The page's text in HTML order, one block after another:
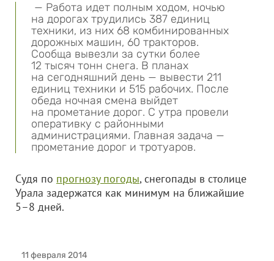
— Работа идет полным ходом, ночью
на дорогах трудились 387 единиц
техники, из них 68 комбинированных
дорожных машин, 60 тракторов.
Сообща вывезли за сутки более
12 тысяч тонн снега. В планах
на сегодняшний день — вывести 211
единиц техники и 515 рабочих. После
обеда ночная смена выйдет
на прометание дорог. С утра провели
оперативку с районными
администрациями. Главная задача —
прометание дорог и тротуаров.
Судя по прогнозу погоды, снегопады в столице
Урала задержатся как минимум на ближайшие
5–8 дней.
11 февраля 2014